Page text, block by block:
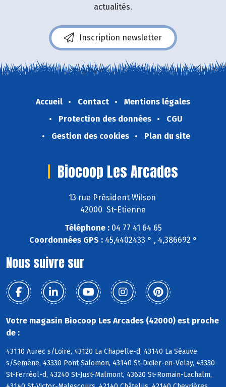
actualités.
Inscription newsletter
Accueil Contact
Mentions légales
Protection des données
CGU
Gestion des cookies
Plan du site
Biocoop Les Arcades
13 rue Président Wilson
42000 St-Etienne
Téléphone :04 77 41 64 65
Coordonnées GPS :45,4402433 ° , 4,386692 °
Nous suivre sur
Votre magasin Biocoop Les Arcades (42000) est proche
de :
43110 Aurec s/Loire, 43120 La Chapelle-d, 43140 La Séauve
s/Semène, 43330 Pont-Salomon, 43140 St-Didier-en-Velay, 43330
St-Ferréol-d, 43240 St-Just-Malmont, 43620 St-Romain-Lachalm,